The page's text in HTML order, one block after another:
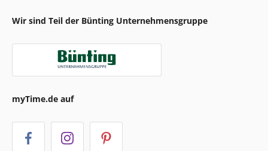
Bärenmarke
Minus L
Schwarzwaldmilch
Sucofin
Egal, ob Sie eine fettarme Variante oder eine Vollmilch
H-Milch für Ihre Bedürfnisse. Zusätzlich zur klassischen H-
Milch gibt es auch Spezialvarianten wie laktosefreie Milch,
Bio-Milch, Milch mit hohem Proteingehalt sowie
Wir sind Teil der Bünting Unternehmensgruppe
myTime.de auf